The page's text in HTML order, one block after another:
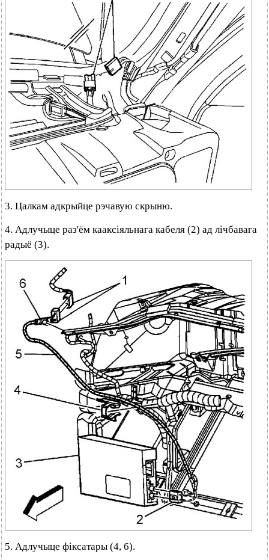
3. Цалкам адкрыйце рэчавую скрыню.
4. Адлучыце раз'ём кааксіяльнага кабеля (2) ад лічбавага
радыё (3).
5. Адлучыце фіксатары (4, 6).